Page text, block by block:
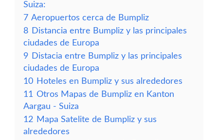
Suiza:
7 Aeropuertos cerca de Bumpliz
8 Distancia entre Bumpliz y las principales
ciudades de Europa
9 Distacia entre Bumpliz y las principales
ciudades de Europa
10 Hoteles en Bumpliz y sus alrededores
11 Otros Mapas de Bumpliz en Kanton
Aargau - Suiza
12 Mapa Satelite de Bumpliz y sus
alrededores